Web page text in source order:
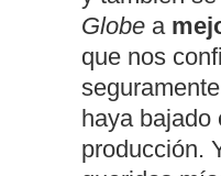
Globe a
que nos
seguramente
haya bajado
producción.